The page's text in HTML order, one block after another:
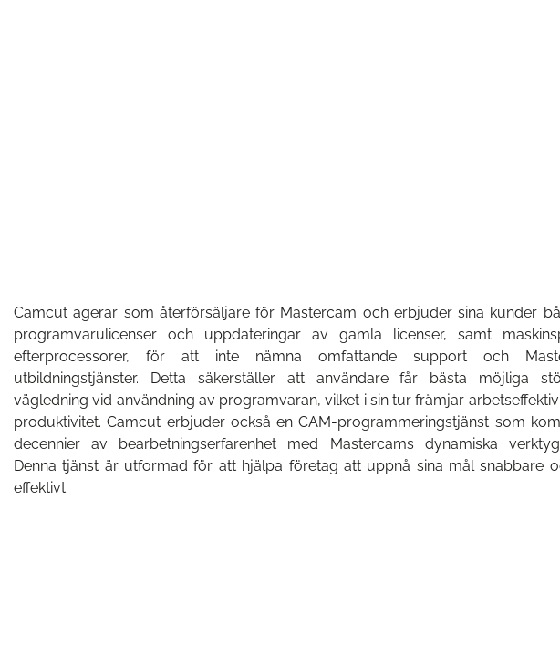
Camcut agerar som återförsäljare för Mastercam och erbjuder sina kunder
programvarulicenser och uppdateringar av gamla licenser, samt
efterprocessorer, för att inte nämna omfattande support och
utbildningstjänster. Detta säkerställer att användare får bästa möjliga
vägledning vid användning av programvaran, vilket i sin tur främjar
produktivitet. Camcut erbjuder också en CAM-programmeringstjänst som
decennier av bearbetningserfarenhet med Mastercams dynamiska
Denna tjänst är utformad för att hjälpa företag att uppnå sina mål snabbare
effektivt.